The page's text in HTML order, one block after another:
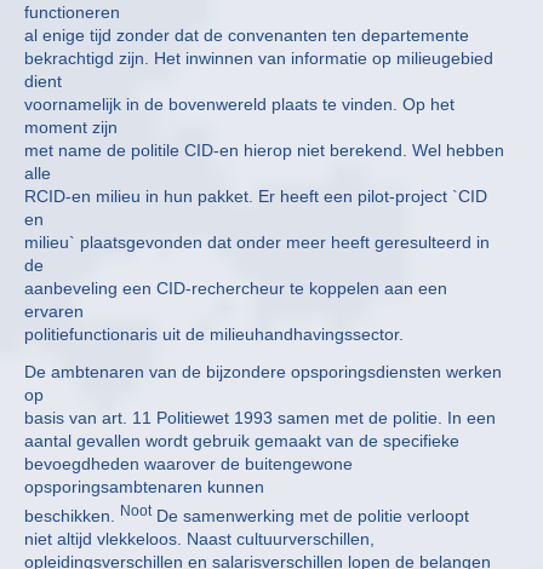
functioneren
al enige tijd zonder dat de convenanten ten departemente
bekrachtigd zijn. Het inwinnen van informatie op milieugebied
dient
voornamelijk in de bovenwereld plaats te vinden. Op het
moment zijn
met name de politile CID-en hierop niet berekend. Wel hebben
alle
RCID-en milieu in hun pakket. Er heeft een pilot-project `CID
en
milieu` plaatsgevonden dat onder meer heeft geresulteerd in
de
aanbeveling een CID-rechercheur te koppelen aan een
ervaren
politiefunctionaris uit de milieuhandhavingssector.
De ambtenaren van de bijzondere opsporingsdiensten werken
op
basis van art. 11 Politiewet 1993 samen met de politie. In een
aantal gevallen wordt gebruik gemaakt van de specifieke
bevoegdheden waarover de buitengewone
opsporingsambtenaren kunnen
beschikken.
NootDe samenwerking met de politie verloopt
niet altijd vlekkeloos. Naast cultuurverschillen,
opleidingsverschillen en salarisverschillen lopen de belangen